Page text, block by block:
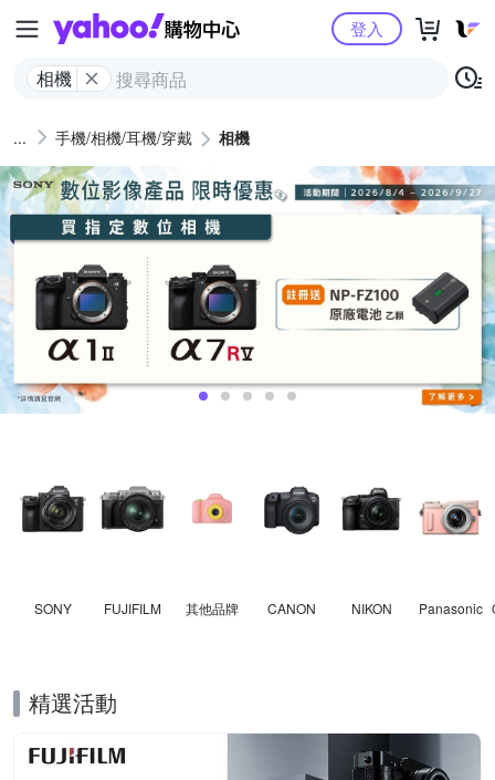
Yahoo購物中心
相機
登入
手機/相機/耳機/穿戴 相機
SONY FUJIFILM 其他品牌 CANON NIKON Panasonic
精選活動